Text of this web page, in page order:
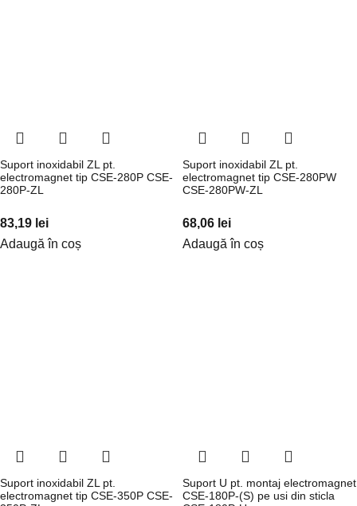
Suport inoxidabil ZL pt.
electromagnet tip CSE-280P CSE-
280P-ZL
83,19 lei
Adaugă în coș
Suport inoxidabil ZL pt.
electromagnet tip CSE-280PW
CSE-280PW-ZL
68,06 lei
Adaugă în coș
Suport inoxidabil ZL pt.
electromagnet tip CSE-350P CSE-
Suport U pt. montaj electromagnet
CSE-180P-(S) pe usi din sticla